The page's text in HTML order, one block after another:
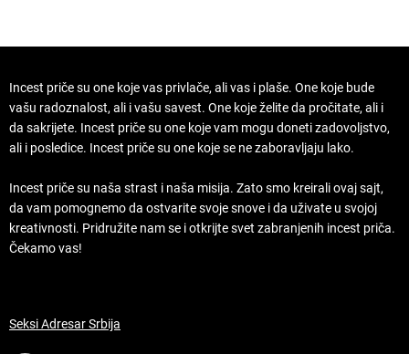
Incest priče su one koje vas privlače, ali vas i plaše. One koje bude
vašu radoznalost, ali i vašu savest. One koje želite da pročitate, ali i
da sakrijete. Incest priče su one koje vam mogu doneti zadovoljstvo,
ali i posledice. Incest priče su one koje se ne zaboravljaju lako.
Incest priče su naša strast i naša misija. Zato smo kreirali ovaj sajt,
da vam pomognemo da ostvarite svoje snove i da uživate u svojoj
kreativnosti. Pridružite nam se i otkrijte svet zabranjenih incest priča.
Čekamo vas!
Seksi Adresar Srbija